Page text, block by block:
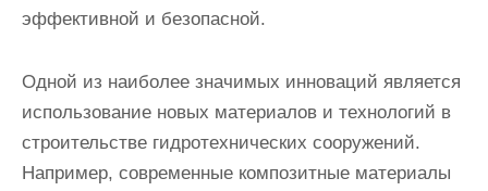
эффективной и безопасной.
Одной из наиболее значимых инноваций является
использование новых материалов и технологий в
строительстве гидротехнических сооружений.
Например, современные композитные материалы